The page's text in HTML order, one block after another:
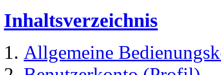
Inhaltsverzeichnis
Allgemeine